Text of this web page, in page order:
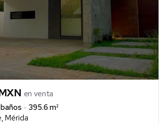
en venta
395.6 m²
Mérida